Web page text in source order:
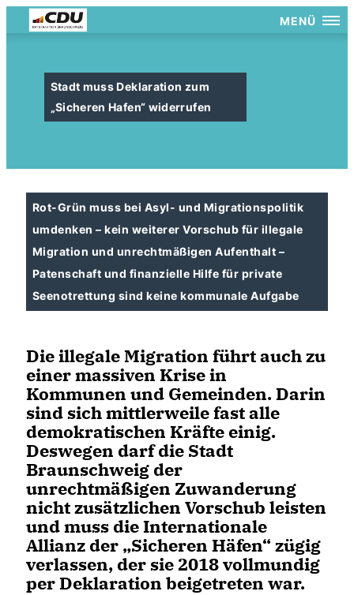
MENÜ
Stadt muss Deklaration zum
Sicheren Hafen“ widerrufen
Rot-Grün muss bei Asyl- und Migrationspolitik
umdenken – kein weiterer Vorschub für illegale
Migration und unrechtmäßigen Aufenthalt –
Patenschaft und finanzielle Hilfe für private
Seenotrettung sind keine kommunale Aufgabe
Die illegale Migration führt auch zu
einer massiven Krise in
Kommunen und Gemeinden. Darin
sind sich mittlerweile fast alle
demokratischen Kräfte einig.
Deswegen darf die Stadt
Braunschweig der
unrechtmäßigen Zuwanderung
nicht zusätzlichen Vorschub leisten
und muss die Internationale
Allianz der „Sicheren Häfen“ zügig
verlassen, der sie 2018 vollmundig
per Deklaration beigetreten war.